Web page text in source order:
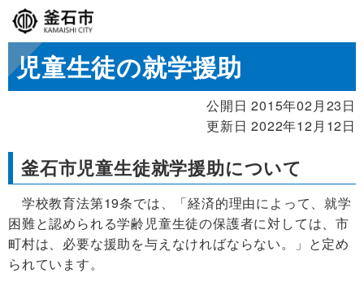
児童生徒の就学援助
公開日 2015年02月23日
更新日 2022年12月12日
釜石市児童生徒就学援助について
学校教育法第19条では、「経済的理由によって、就学
困難と認められる学齢児童生徒の保護者に対しては、市
町村は、必要な援助を与えなければならない。」と定め
られています。